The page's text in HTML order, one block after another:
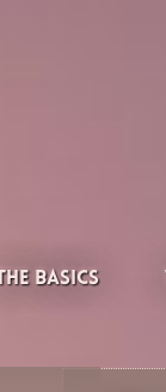
& Folk
Basics